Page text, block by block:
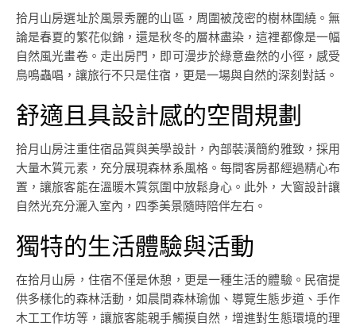
拾月山房選址於風景秀麗的山區，周圍被茂密的樹林圍繞。無
論是春夏的繁花似錦，還是秋冬的層林盡染，這裡都像是一幅
自然風光畫卷。走出房門，即可漫步於綠意盎然的小徑，感受
鳥鳴蟲唱，讓旅行不只是住宿，更是一場與自然的深刻對話。
舒適且具設計感的空間規劃
拾月山房注重住宿品質與美學設計，內部裝潢簡約雅致，採用
大量木質元素，充分展現森林系風格。每間客房都經過精心布
置，讓旅客能在溫暖木質氛圍中放鬆身心。此外，大窗設計讓
自然光充分灑入室內，四季美景隨時陪伴左右。
獨特的生活體驗與活動
在拾月山房，住宿不僅是休憩，更是一種生活的體驗。民宿提
供多樣化的森林活動，如晨間森林瑜伽、導覽生態步道、手作
木工工作坊等，讓旅客能親手觸摸自然，增進對生態環境的理